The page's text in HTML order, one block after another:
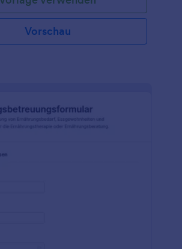
Vorschau